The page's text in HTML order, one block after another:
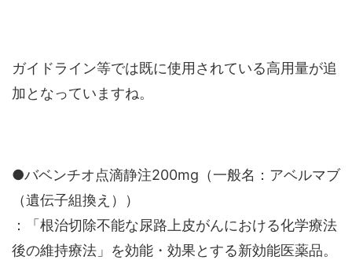
ガイドライン等では既に使用されている高用量が追
加となっていますね。
●バベンチオ点滴静注200mg（一般名：アベルマブ
（遺伝子組換え））
：「根治切除不能な尿路上皮がんにおける化学療法
後の維持療法」を効能・効果とする新効能医薬品。